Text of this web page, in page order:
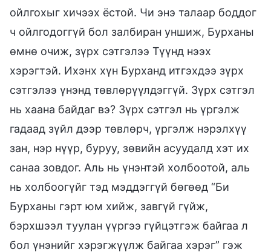
ойлгохыг хичээх ёстой. Чи энэ талаар боддог
ч ойлгодоггүй бол залбиран уншиж, Бурханы
өмнө очиж, зүрх сэтгэлээ Түүнд нээх
хэрэгтэй. Ихэнх хүн Бурханд итгэхдээ зүрх
сэтгэлээ үнэнд төвлөрүүлдэггүй. Зүрх сэтгэл
нь хаана байдаг вэ? Зүрх сэтгэл нь үргэлж
гадаад зүйл дээр төвлөрч, үргэлж нэрэлхүү
зан, нэр нүүр, буруу, зөвийн асуудалд хэт их
санаа зовдог. Аль нь үнэнтэй холбоотой, аль
нь холбоогүйг тэд мэддэггүй бөгөөд “Би
Бурханы гэрт юм хийж, завгүй гүйж,
бэрхшээл туулан үүргээ гүйцэтгэж байгаа л
бол үнэнийг хэрэгжүүлж байгаа хэрэг” гэж